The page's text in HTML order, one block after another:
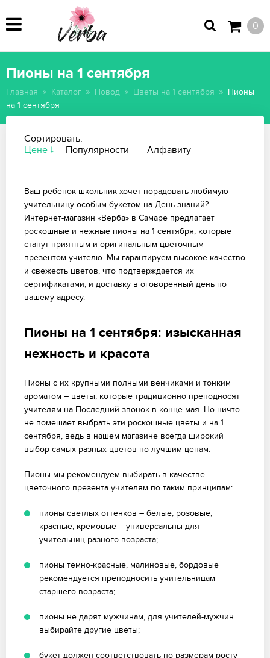
0
Пионы на 1 сентября
Главная Каталог Повод Цветы на 1 сентября
Пионы
на 1 сентября
Сортировать:
Цене
Популярности Алфавиту
Ваш ребенок-школьник хочет порадовать любимую
учительницу особым букетом на День знаний?
Интернет-магазин «Верба» в Самаре предлагает
роскошные и нежные пионы на 1 сентября, которые
станут приятным и оригинальным цветочным
презентом учителю. Мы гарантируем высокое качество
и свежесть цветов, что подтверждается их
сертификатами, и доставку в оговоренный день по
вашему адресу.
Пионы на 1 сентября: изысканная
нежность и красота
Пионы с их крупными полными венчиками и тонким
ароматом – цветы, которые традиционно преподносят
учителям на Последний звонок в конце мая. Но ничто
не помешает выбрать эти роскошные цветы и на 1
сентября, ведь в нашем магазине всегда широкий
выбор самых разных цветов по лучшим ценам.
Пионы мы рекомендуем выбирать в качестве
цветочного презента учителям по таким принципам:
пионы светлых оттенков – белые, розовые,
красные, кремовые – универсальны для
учительниц разного возраста;
пионы темно-красные, малиновые, бордовые
рекомендуется преподносить учительницам
старшего возраста;
пионы не дарят мужчинам, для учителей-мужчин
выбирайте другие цветы;
букет должен соответствовать по размерам росту